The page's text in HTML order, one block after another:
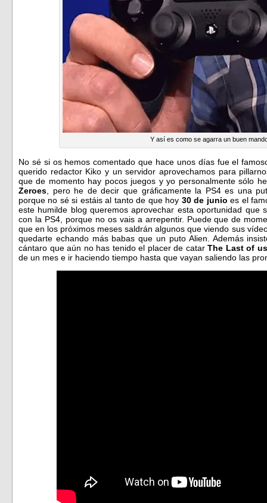
Y así es como se agarra un buen
No sé si os hemos comentado que hace unos días fue el
querido redactor Kiko y un servidor aprovechamos para
que de momento hay pocos juegos y yo personalmente sólo
Zeroes , pero he de decir que gráficamente la PS4 es una
porque no sé si estáis al tanto de que hoy 30 de junio es el
este humilde blog queremos aprovechar esta oportunidad que
con la PS4, porque no os vais a arrepentir. Puede que de
que en los próximos meses saldrán algunos que viendo sus
quedarte echando más babas que un puto Alien. Además
cántaro que aún no has tenido el placer de catarThe Last of us
de un mes e ir haciendo tiempo hasta que vayan saliendo las